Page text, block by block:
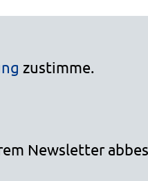
zustimme.
Newsletter